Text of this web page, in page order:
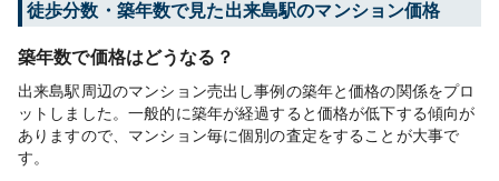
徒歩分数・築年数で見た出来島駅のマンション価格
築年数で価格はどうなる？
出来島駅周辺のマンション売出し事例の築年と価格の関係をプロ
ットしました。一般的に築年が経過すると価格が低下する傾向が
ありますので、マンション毎に個別の査定をすることが大事で
す。